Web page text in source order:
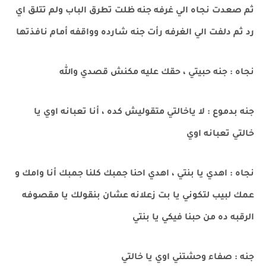
ثم صعدت نجاه الي غرفه جنه ظلت تطرق الباب ولم تتلق اي
رد ثم دلفت الي الغرفه رأت جنه شارده وواقفه أمام نافذتها
نجاه : جنه حبيتي ، حقك عليه مكنش قصدي والله
جنه بدموع : لا ياخالتي متقوليش كده ، أنا تعبانه اوي يا
خالتي تعبانه اوي
نجاه : اهدي يا بنتي ، اهدي احنا جمبك كلنا جمبك أنا وامك و
عمك لبيب لتكوني يا بت زعلانه عشان بنقولك يا مقصوفه
الرقبه ده من حبنا فيكي يا بنتي
جنه : صفاء وحشتني اوي يا خالتي